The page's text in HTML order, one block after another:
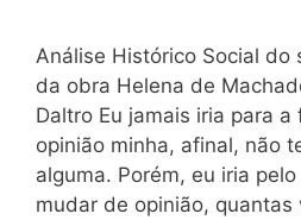
Análise Histórico Social do
da obra Helena de
Daltro Eu jamais iria para a
opinião minha, afinal, não
alguma. Porém, eu iria
mudar de opinião, quantas